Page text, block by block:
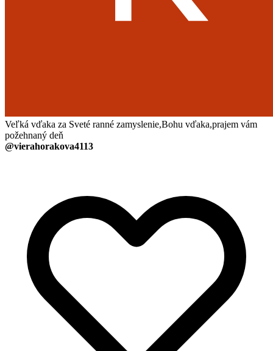
Veľká vďaka za Sveté ranné zamyslenie,Bohu vďaka,prajem vám
požehnaný deň
@vierahorakova4113